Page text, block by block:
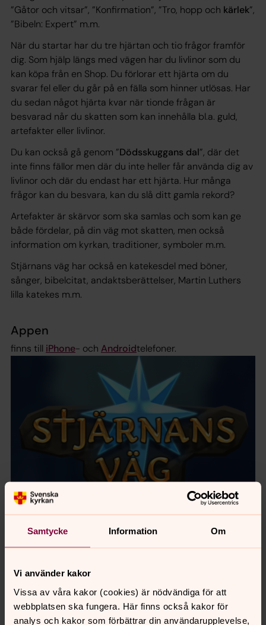
Samtycke Information Om
Vi använder kakor
Vissa av våra kakor (cookies) är nödvändiga för att
webbplatsen ska fungera. Här finns också kakor för
analys och kakor som förbättrar din användarupplevelse,
”Gåtor och vitsar”, ”Konfirmation”, ”Tro, hopp och kärlek”,
”Bibeln: Expert” m.m.
När du startar har du tre hjärtan och tio frågor framför
dig. Som hjälp längs med vägen har du livlinor som du
kan köpa från en Shop. Du förlorar ett hjärta om du
svarar fel eller du går på en fälla som hinner utlösas. Har
du sedan något hjärta kvar när tionde frågan är
besvarad når du skatten som kan innehålla bl.a. guld,
artefakter eller livlinor.
Du kan också gå genom ”Dödsskuggans dal”, där det
inte finns fällor men där du inte heller får använda dig av
livlinor och där du endast har ett hjärta. Hur många
frågor kan du besvara, kan du slå ditt gamla rekord?
Artefakter är skärvor som ska samlas och som kan ge
både fördelar, på din väg mot skatten, men också
information om kyrkan, traditioner, symboler m.m.
Stjärnans väg har också en katekesdel med böner,
sånger, bibelcitat, andaktsberättelser, Martin Luthers
lilla katekes m.m.
Appen
finns till iPhone- och Androidtelefoner.
För att se innehållet behöver du acceptera kakor
Se videon på YouTube i stället.
Ändra inställningar